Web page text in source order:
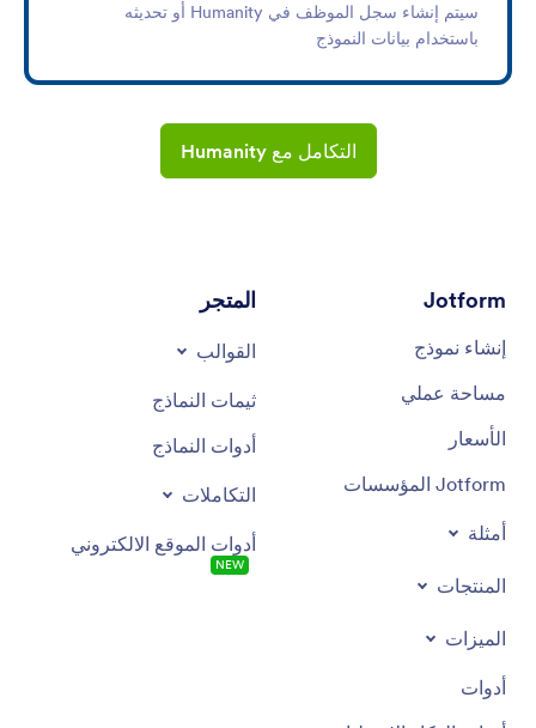
سيتم إنشاء سجل الموظف في Humanity أو تحديثه
باستخدام بيانات النموذج
التكامل مع Humanity
Jotform
إنشاء نموذج
مساحة عملي
الأسعار
Jotform المؤسسات
أمثلة
المنتجات
الميزات
أدوات
المتجر
القوالب
ثيمات النماذج
أدوات النماذج
التكاملات
أدوات الموقع الالكتروني
NEW